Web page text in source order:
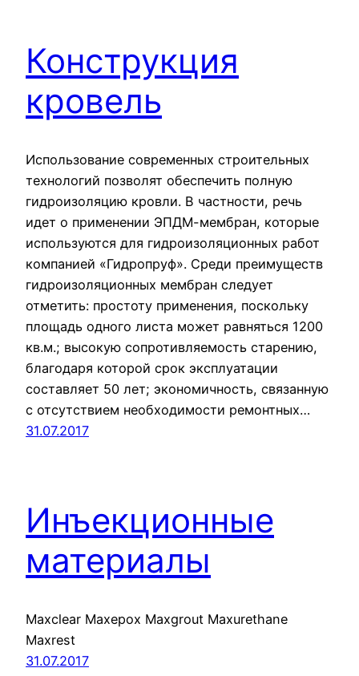
Конструкция
кровель
Использование современных строительных
технологий позволят обеспечить полную
гидроизоляцию кровли. В частности, речь
идет о применении ЭПДМ-мембран, которые
используются для гидроизоляционных работ
компанией «Гидропруф». Среди преимуществ
гидроизоляционных мембран следует
отметить: простоту применения, поскольку
площадь одного листа может равняться 1200
кв.м.; высокую сопротивляемость старению,
благодаря которой срок эксплуатации
составляет 50 лет; экономичность, связанную
с отсутствием необходимости ремонтных…
31.07.2017
Инъекционные
материалы
Maxclear Maxepox Maxgrout Maxurethane
Maxrest
31.07.2017